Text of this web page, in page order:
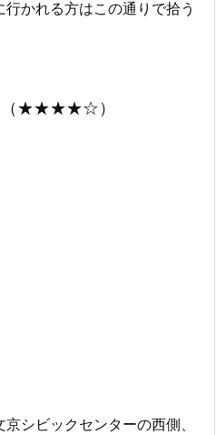
かれる方はこの通りで拾う
（★★★★☆）
シビックセンターの西側、